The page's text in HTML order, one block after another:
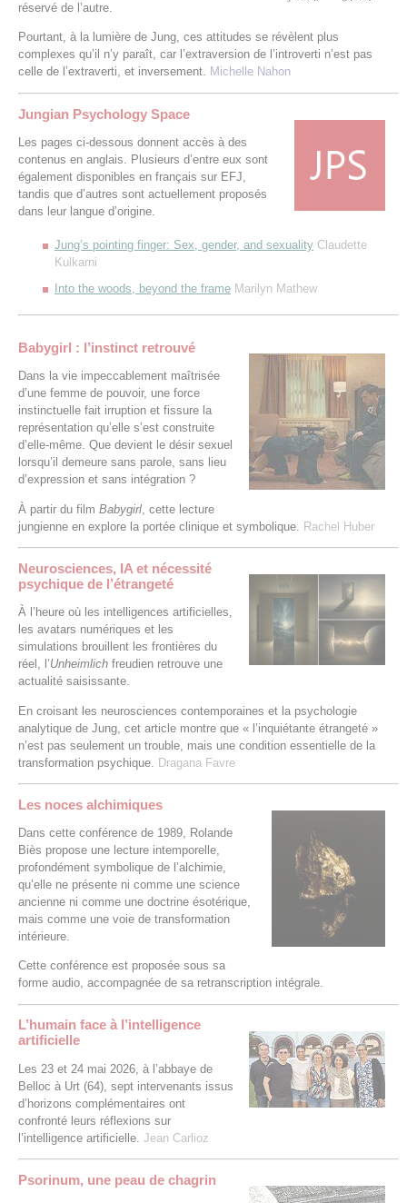
réservé de l’autre.
Pourtant, à la lumière de Jung, ces attitudes se révèlent plus
complexes qu’il n’y paraît, car l’extraversion de l’introverti n’est pas
celle de l’extraverti, et inversement. Michelle Nahon
Jungian Psychology Space
Les pages ci-dessous donnent accès à des
contenus en anglais. Plusieurs d’entre eux sont
également disponibles en français sur EFJ,
tandis que d’autres sont actuellement proposés
dans leur langue d’origine.
Jung’s pointing finger: Sex, gender, and sexuality Claudette
Kulkarni
Into the woods, beyond the frame Marilyn Mathew
Babygirl : l’instinct retrouvé
Dans la vie impeccablement maîtrisée
d’une femme de pouvoir, une force
instinctuelle fait irruption et fissure la
représentation qu’elle s’est construite
d’elle-même. Que devient le désir sexuel
lorsqu’il demeure sans parole, sans lieu
d’expression et sans intégration ?
À partir du film Babygirl , cette lecture
jungienne en explore la portée clinique et symbolique.
Rachel Huber
Neurosciences, IA et nécessité
psychique de l’étrangeté
À l’heure où les intelligences artificielles,
les avatars numériques et les
simulations brouillent les frontières du
réel, l’Unheimlich freudien retrouve une
actualité saisissante.
En croisant les neurosciences contemporaines et la psychologie
analytique de Jung, cet article montre que « l’inquiétante étrangeté »
n’est pas seulement un trouble, mais une condition essentielle de la
transformation psychique. Dragana Favre
Les noces alchimiques
Dans cette conférence de 1989, Rolande
Biès propose une lecture intemporelle,
profondément symbolique de l’alchimie,
qu’elle ne présente ni comme une science
ancienne ni comme une doctrine ésotérique,
mais comme une voie de transformation
intérieure.
Cette conférence est proposée sous sa
forme audio, accompagnée de sa retranscription intégrale.
L’humain face à l’intelligence
artificielle
Les 23 et 24 mai 2026, à l’abbaye de
Belloc à Urt (64), sept intervenants issus
d’horizons complémentaires ont
confronté leurs réflexions sur
l’intelligence artificielle. Jean Carlioz
Psorinum, une peau de chagrin